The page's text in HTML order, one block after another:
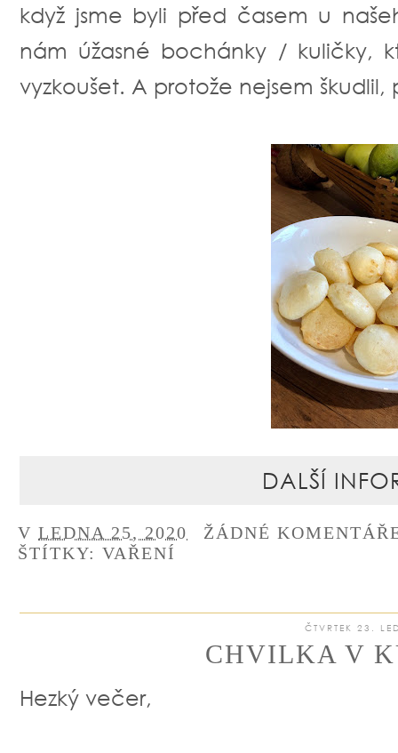
když jsme byli před časem u
nám úžasné bochánky / kuličky,
vyzkoušet. A protože nejsem
DALŠÍ
V LEDNA 25, 2020
ŽÁDNÉ
ŠTÍTKY: VAŘENÍ
ČTVRTEK 23.
CHVILKA V
Hezký večer,